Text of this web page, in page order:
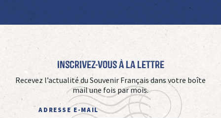
Inscrivez-vous à La Lettre
Recevez l’actualité du Souvenir Français dans votre boîte
mail une fois par mois.
ADRESSE E-MAIL